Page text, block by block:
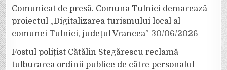
Comunicat de presă. Comuna Tulnici demarează
proiectul „Digitalizarea turismului local al
comunei Tulnici, județul Vrancea” 30/06/2026
Fostul polițist Cătălin Stegărescu reclamă
tulburarea ordinii publice de către personalul